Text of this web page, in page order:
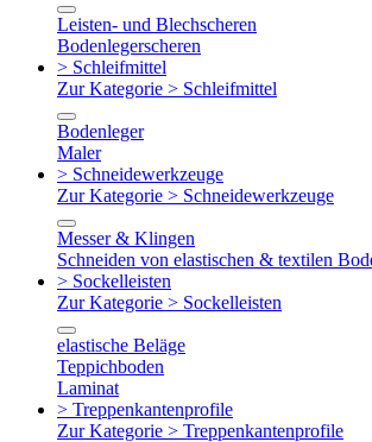
Leisten- und Blechscheren
Bodenlegerscheren
> Schleifmittel
Zur Kategorie > Schleifmittel
Bodenleger
Maler
> Schneidewerkzeuge
Zur Kategorie > Schneidewerkzeuge
Messer & Klingen
Schneiden von elastischen & textilen
> Sockelleisten
Zur Kategorie > Sockelleisten
elastische Beläge
Teppichboden
Laminat
> Treppenkantenprofile
Zur Kategorie > Treppenkantenprofile